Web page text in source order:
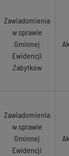
Zawiadomienia
w sprawie
Gminnej
Ewidencji
Zabytków
Zawiadomienia
w sprawie
Gminnej
Ewidencji